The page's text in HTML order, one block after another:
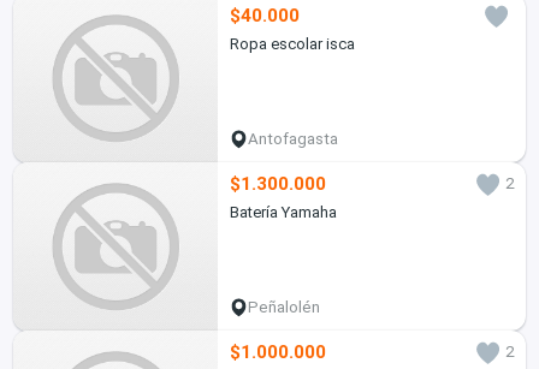
$40.000
Ropa escolar isca
Antofagasta
$1.300.000
2
Batería Yamaha
Peñalolén
$1.000.000
2